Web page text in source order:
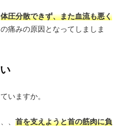
体圧分散できず、また血流も悪く
痛みの原因となってしましま
いますか。
、 首を支えようと首の筋肉に負